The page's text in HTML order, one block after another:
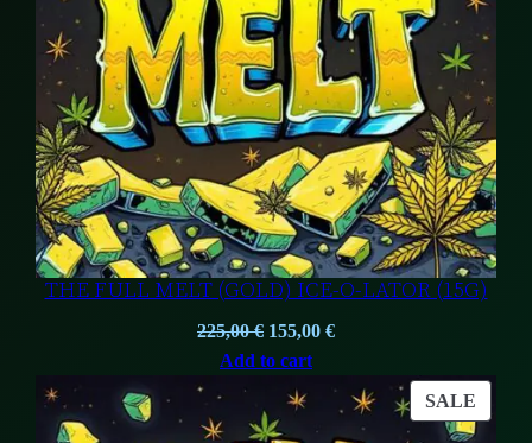
THE FULL MELT (GOLD) ICE-O-LATOR (15G)
225,00€ Original
price
was:
225,00 €.
155,00 €Current
is:
155,00 €.
Add to cart
SALE
ON